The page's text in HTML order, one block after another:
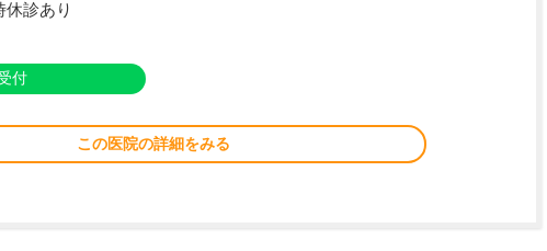
休診あり
付
この医院の詳細をみる